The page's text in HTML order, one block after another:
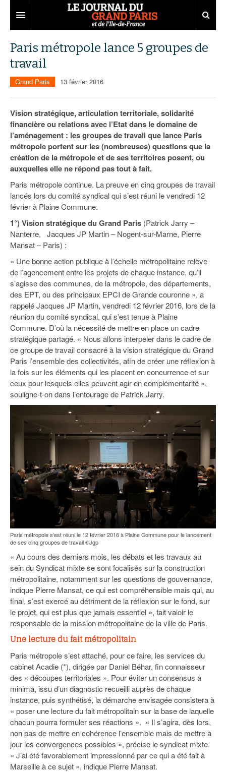
Grand Paris
Territoires
Aménagement
Institutions
Services urbains
Entreprises
Emploi
Attractivité
Innovation
Transport
Marchés publics
75
77
78
91
92
93
94
Carnet
Nominations
Portraits
Agenda
Les Assises du Grand Paris
Éditions précédentes
Le podcast
Ecouter les épisodes
Lire les résumés
Paris métropole lance 5 groupes de
travail
Grand Paris 13 février 2016
Vision stratégique, articulation territoriale, solidarité
financière ou relations avec l’Etat dans le domaine de
l’aménagement : les groupes de travail que lance Paris
métropole portent sur les (nombreuses) questions que la
création de la métropole et de ses territoires posent, ou
auxquelles elle ne répond pas tout à fait.
Paris métropole continue. La preuve en cinq groupes de travail
lancés lors du comité syndical qui s’est réuni le vendredi 12
février à Plaine Commune.
1°) Vision stratégique du Grand Paris (Patrick Jarry –
Nanterre, Jacques JP Martin – Nogent-sur-Marne, Pierre
Mansat – Paris) :
« Une bonne action publique à l’échelle métropolitaine relève
de l’agencement entre les projets de chaque instance, qu’il
s’agisse des communes, de la métropole, des départements,
des EPT, ou des principaux EPCI de Grande couronne », a
rappelé Jacques JP Martin, vendredi 12 février 2016, lors de la
réunion du comité syndical, qui s’est tenue à Plaine
Commune. D’où la nécessité de mettre en place un cadre
stratégique partagé. « Nous allons interpeler dans le cadre de
ce groupe de travail consacré à la vision stratégique du Grand
Paris l’ensemble des collectivités, afin de créer une réflexion à
la fois sur les éléments qui les placent en concurrence et sur
ceux pour lesquels elles peuvent agir en complémentarité »,
souligne-t-on dans l’entourage de Patrick Jarry.
Paris métropole s’est réuni le 12 février 2016 à Plaine Commune pour le lancement
de ses cinq groupes de travail ©Jgp
« Au cours des derniers mois, les débats et les travaux au
sein du Syndicat mixte se sont focalisés sur la construction
métropolitaine, notamment sur les questions de gouvernance,
indique Pierre Mansat, ce qui est compréhensible mais qui, au
final, s’est exercé au détriment de la réflexion sur le fond, sur
le projet, qui est plus que jamais essentiel », fait valoir le
responsable de la mission métropolitaine de la ville de Paris.
Une lecture du fait métropolitain
Paris métropole s’est attaché, pour ce faire, les services du
cabinet Acadie (*), dirigée par Daniel Béhar, fin connaisseur
des « découpes territoriales ». Pour éviter un consensus a
minima, issu d’un diagnostic recueilli auprès de chaque
instance, puis synthétisé, la démarche envisagée consistera à
« poser une lecture du fait métropolitain sur la base de laquelle
chacun pourra formuler ses réactions ». « Il s’agira, dès lors,
non pas de mettre en cohérence l’ensemble mais de mettre à
jour les convergences possibles », précise le syndicat mixte.
« J’ai été favorablement impressionné par ce qui a été fait à
Marseille à ce sujet », indique Pierre Mansat.